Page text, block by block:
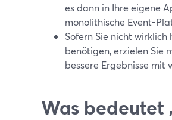
es dann in Ihre eigene
monolithische Event-
Sofern Sie nicht
benötigen, erzielen Sie
bessere Ergebnisse mit
Was